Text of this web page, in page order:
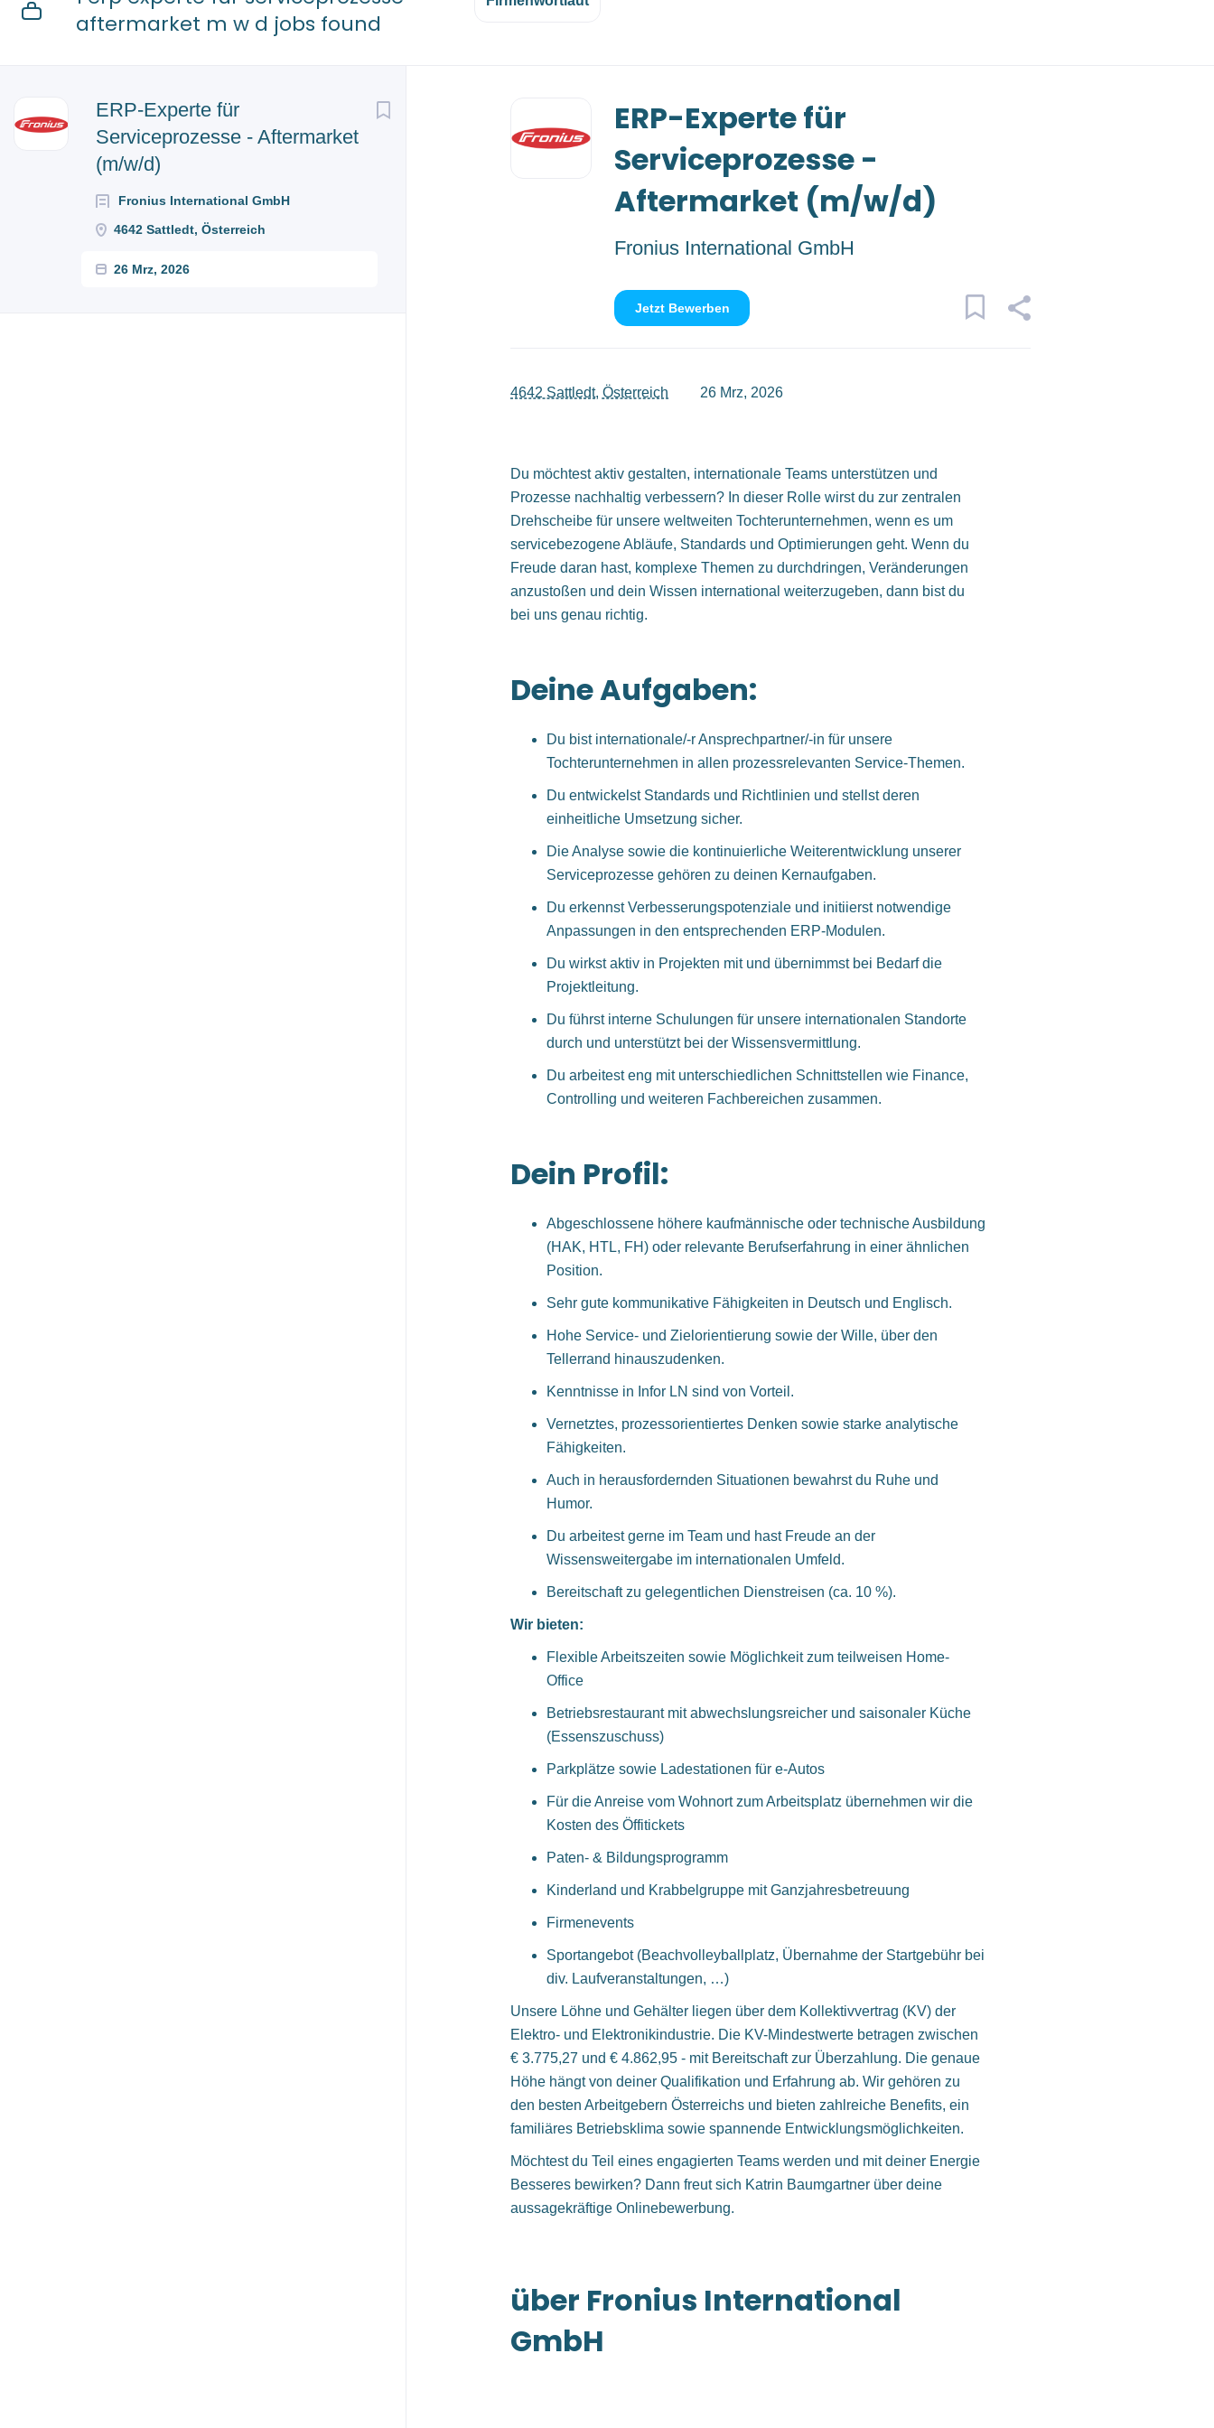
aftermarket m w d jobs found
ERP-Experte für
Serviceprozesse - Aftermarket
(m/w/d)
Fronius International GmbH
4642 Sattledt, Österreich
26 Mrz, 2026
list
ERP-Experte für
Serviceprozesse -
Aftermarket (m/w/d)
Fronius International GmbH
Jetzt Bewerben
4642 Sattledt, Österreich 26 Mrz, 2026
Du möchtest aktiv gestalten, internationale Teams unterstützen und
Prozesse nachhaltig verbessern? In dieser Rolle wirst du zur zentralen
Drehscheibe für unsere weltweiten Tochterunternehmen, wenn es um
servicebezogene Abläufe, Standards und Optimierungen geht. Wenn du
Freude daran hast, komplexe Themen zu durchdringen, Veränderungen
anzustoßen und dein Wissen international weiterzugeben, dann bist du
bei uns genau richtig.
Deine Aufgaben:
Du bist internationale/-r Ansprechpartner/-in für unsere
Tochterunternehmen in allen prozessrelevanten Service-Themen.
Du entwickelst Standards und Richtlinien und stellst deren
einheitliche Umsetzung sicher.
Die Analyse sowie die kontinuierliche Weiterentwicklung unserer
Serviceprozesse gehören zu deinen Kernaufgaben.
Du erkennst Verbesserungspotenziale und initiierst notwendige
Anpassungen in den entsprechenden ERP‑Modulen.
Du wirkst aktiv in Projekten mit und übernimmst bei Bedarf die
Projektleitung.
Du führst interne Schulungen für unsere internationalen Standorte
durch und unterstützt bei der Wissensvermittlung.
Du arbeitest eng mit unterschiedlichen Schnittstellen wie Finance,
Controlling und weiteren Fachbereichen zusammen.
Dein Profil:
Abgeschlossene höhere kaufmännische oder technische Ausbildung
(HAK, HTL, FH) oder relevante Berufserfahrung in einer ähnlichen
Position.
Sehr gute kommunikative Fähigkeiten in Deutsch und Englisch.
Hohe Service- und Zielorientierung sowie der Wille, über den
Tellerrand hinauszudenken.
Kenntnisse in Infor LN sind von Vorteil.
Vernetztes, prozessorientiertes Denken sowie starke analytische
Fähigkeiten.
Auch in herausfordernden Situationen bewahrst du Ruhe und
Humor.
Du arbeitest gerne im Team und hast Freude an der
Wissensweitergabe im internationalen Umfeld.
Bereitschaft zu gelegentlichen Dienstreisen (ca. 10 %).
Wir bieten:
Flexible Arbeitszeiten sowie Möglichkeit zum teilweisen Home-
Office
Betriebsrestaurant mit abwechslungsreicher und saisonaler Küche
(Essenszuschuss)
Parkplätze sowie Ladestationen für e-Autos
Für die Anreise vom Wohnort zum Arbeitsplatz übernehmen wir die
Kosten des Öffitickets
Paten- & Bildungsprogramm
Kinderland und Krabbelgruppe mit Ganzjahresbetreuung
Firmenevents
Sportangebot (Beachvolleyballplatz, Übernahme der Startgebühr bei
div. Laufveranstaltungen, …)
Unsere Löhne und Gehälter liegen über dem Kollektivvertrag (KV) der
Elektro- und Elektronikindustrie. Die KV-Mindestwerte betragen zwischen
€ 3.775,27 und € 4.862,95 - mit Bereitschaft zur Überzahlung. Die genaue
Höhe hängt von deiner Qualifikation und Erfahrung ab. Wir gehören zu
den besten Arbeitgebern Österreichs und bieten zahlreiche Benefits, ein
familiäres Betriebsklima sowie spannende Entwicklungsmöglichkeiten.
Möchtest du Teil eines engagierten Teams werden und mit deiner Energie
Besseres bewirken? Dann freut sich Katrin Baumgartner über deine
aussagekräftige Onlinebewerbung.
über Fronius International
GmbH